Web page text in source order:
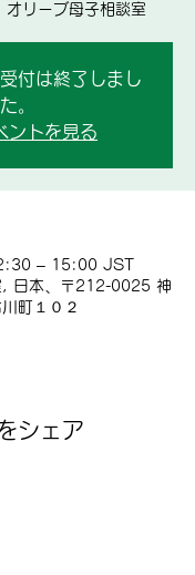
オリーブ母子相談室
付は終了しまし
た。
ントを見る
– 15:00 JST
, 日本、〒212-0025 神
町１０２
シェア